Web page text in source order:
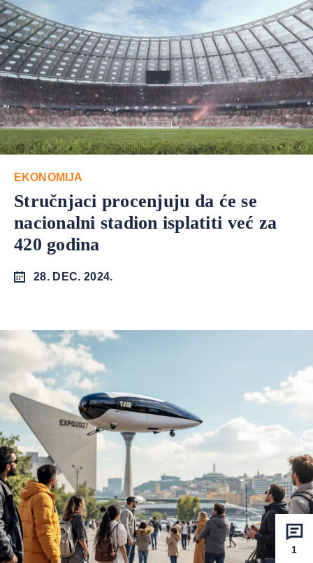
EKONOMIJA
Stručnjaci procenjuju da će se
nacionalni stadion isplatiti već za
420 godina
28. DEC. 2024.
1